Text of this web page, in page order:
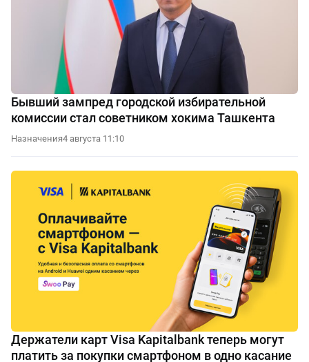
Бывший зампред городской избирательной
комиссии стал советником хокима Ташкента
Назначения4 августа 11:10
Держатели карт Visa Kapitalbank теперь могут
платить за покупки смартфоном в одно касание